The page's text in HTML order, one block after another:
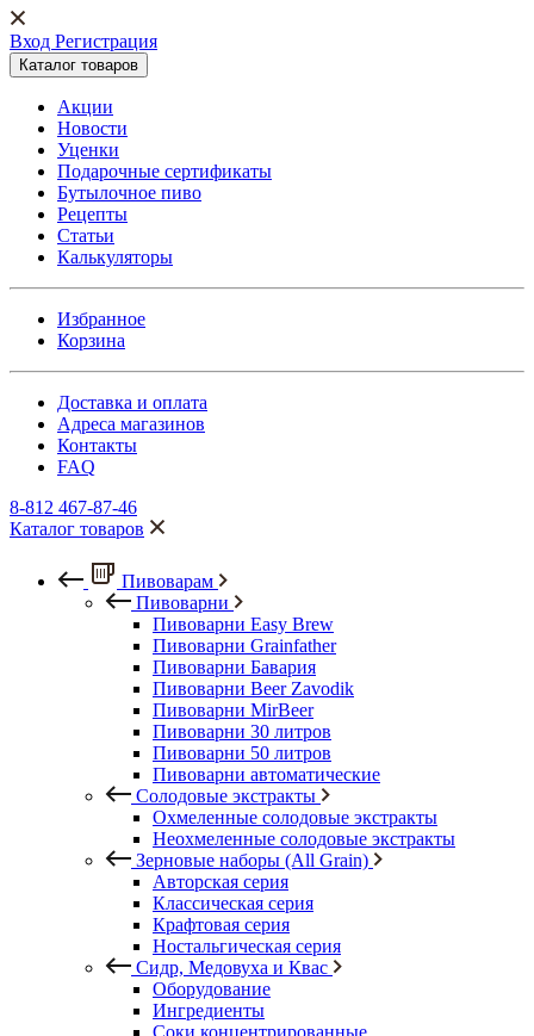
Вход Регистрация
Каталог товаров
Акции
Новости
Уценки
Подарочные сертификаты
Бутылочное пиво
Рецепты
Статьи
Калькуляторы
Избранное
Корзина
Доставка и оплата
Адреса магазинов
Контакты
FAQ
8-812 467-87-46
Каталог товаров
Пивоварам
Пивоварни
Пивоварни Easy Brew
Пивоварни Grainfather
Пивоварни Бавария
Пивоварни Beer Zavodik
Пивоварни MirBeer
Пивоварни 30 литров
Пивоварни 50 литров
Пивоварни автоматические
Солодовые экстракты
Охмеленные солодовые экстракты
Неохмеленные солодовые экстракты
Зерновые наборы (All Grain)
Авторская серия
Классическая серия
Крафтовая серия
Ностальгическая серия
Сидр, Медовуха и Квас
Оборудование
Ингредиенты
Соки концентрированные